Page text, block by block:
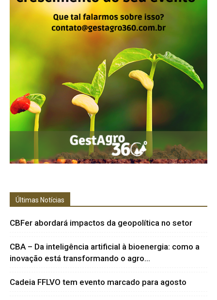
Últimas Notícias
CBFer abordará impactos da geopolítica no setor
CBA – Da inteligência artificial à bioenergia: como a
inovação está transformando o agro...
Cadeia FFLVO tem evento marcado para agosto